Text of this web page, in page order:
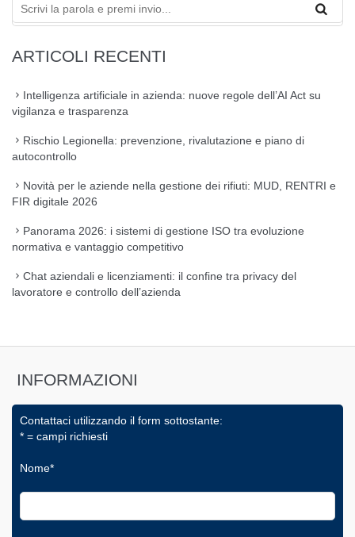
ARTICOLI RECENTI
Intelligenza artificiale in azienda: nuove regole dell’AI Act su
vigilanza e trasparenza
Rischio Legionella: prevenzione, rivalutazione e piano di
autocontrollo
Novità per le aziende nella gestione dei rifiuti: MUD, RENTRI e
FIR digitale 2026
Panorama 2026: i sistemi di gestione ISO tra evoluzione
normativa e vantaggio competitivo
Chat aziendali e licenziamenti: il confine tra privacy del
lavoratore e controllo dell’azienda
INFORMAZIONI
Contattaci utilizzando il form sottostante:
* = campi richiesti
Nome*